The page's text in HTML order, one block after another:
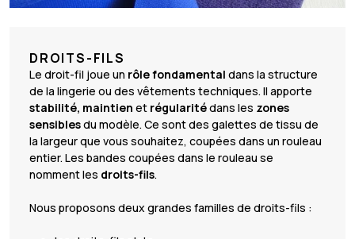
DROITS-FILS
Le droit-fil joue un rôle fondamental dans la structure
de la lingerie ou des vêtements techniques. Il apporte
stabilité, maintien et régularitédans les zones
sensiblesdu modèle. Ce sont des galettes de tissu de
la largeur que vous souhaitez, coupées dans un rouleau
entier. Les bandes coupées dans le rouleau se
nomment les droits-fils.
Nous proposons deux grandes familles de droits-fils :